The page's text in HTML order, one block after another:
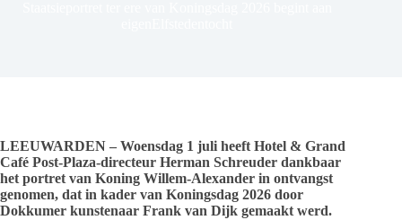
LEEUWARDEN – Woensdag 1 juli heeft Hotel & Grand
Café Post-Plaza-directeur Herman Schreuder dankbaar
het portret van Koning Willem-Alexander in ontvangst
genomen, dat in kader van Koningsdag 2026 door
Dokkumer kunstenaar Frank van Dijk gemaakt werd.